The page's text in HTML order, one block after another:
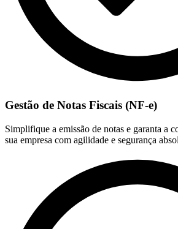
Gestão de Notas Fiscais (NF-e)
Simplifique a emissão de notas e garanta a
sua empresa com agilidade e segurança